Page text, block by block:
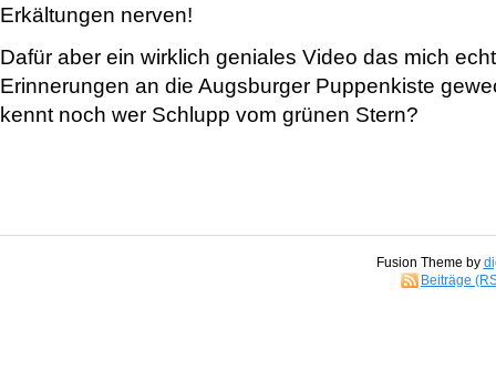
Erkältungen nerven!
Dafür aber ein wirklich geniales Video das mich
Erinnerungen an die Augsburger Puppenkiste
kennt noch wer Schlupp vom grünen Stern?
Fusion Theme by
Beiträge